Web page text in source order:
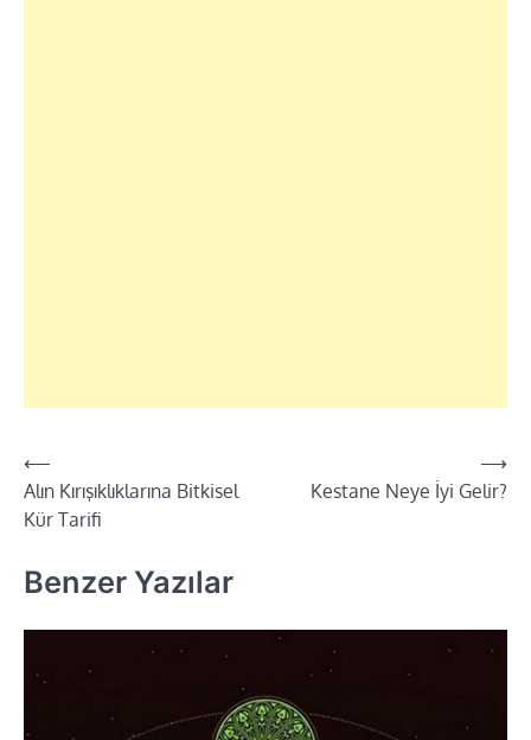
Yazı
dolaşımı
⟵
Alın Kırışıklıklarına Bitkisel
Kür Tarifi
Kestane Neye İyi Gelir?
⟶
Benzer Yazılar